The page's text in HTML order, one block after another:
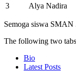
3
Alya Nadira
Semoga siswa SMAN
The following two
Bio
Latest Posts